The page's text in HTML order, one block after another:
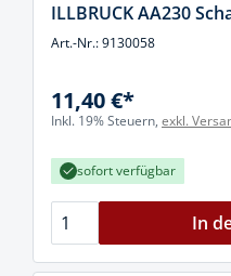
ILLBRUCK AA230
Art.-Nr.: 9130058
11,40 €*
Inkl. 19% Steuern, exkl.
sofort verfügbar
In